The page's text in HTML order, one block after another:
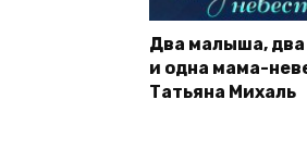
Два малыша,
и одна мама-
Татьяна Михаль